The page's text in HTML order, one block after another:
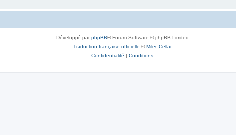
Développé parphpBB® Forum Software © phpBB Limited
Traduction française officielle ©Miles Cellar
Confidentialité | Conditions